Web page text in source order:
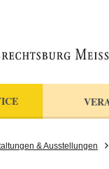
& Ausstellungen